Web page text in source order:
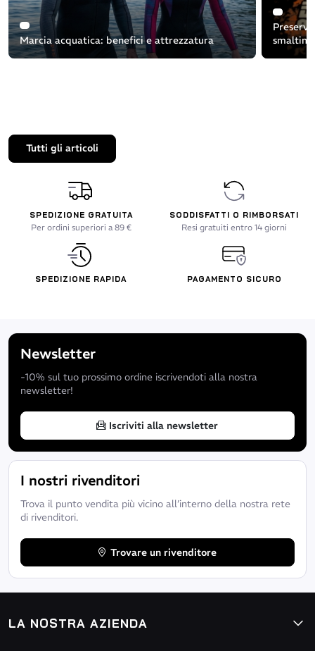
Marcia acquatica: benefici e attrezzatura
Tutti gli articoli
SPEDIZIONE GRATUITA
Per ordini superiori a 89 €
SODDISFATTI O RIMBORSATI
Resi gratuiti entro 14 giorni
SPEDIZIONE RAPIDA PAGAMENTO SICURO
Newsletter
-10% sul tuo prossimo ordine iscrivendoti alla nostra
newsletter!
Iscriviti alla newsletter
I nostri rivenditori
Trova il punto vendita più vicino all’interno della nostra rete
di rivenditori.
Trovare un rivenditore
LA NOSTRA AZIENDA